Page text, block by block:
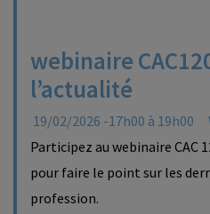
webinaire
l’actualité
19/02/2026 -17h00 à 19h00
Participez au webinaire CAC
pour faire le point sur les
profession.